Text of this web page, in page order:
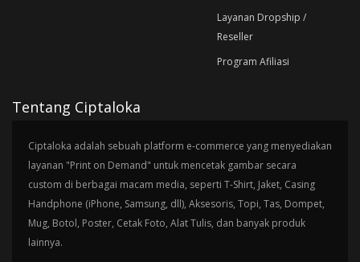
Layanan Dropship /
Reseller
Program Afiliasi
Tentang Ciptaloka
Ciptaloka adalah sebuah platform e-commerce yang menyediakan
layanan "Print on Demand" untuk mencetak gambar secara
custom di berbagai macam media, seperti T-Shirt, Jaket, Casing
Handphone (iPhone, Samsung, dll), Aksesoris, Topi, Tas, Dompet,
Mug, Botol, Poster, Cetak Foto, Alat Tulis, dan banyak produk
lainnya.